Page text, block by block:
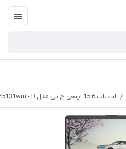
/ لپ تاپ 15.6 اینچی اچ پی مدل DY5131wm - B